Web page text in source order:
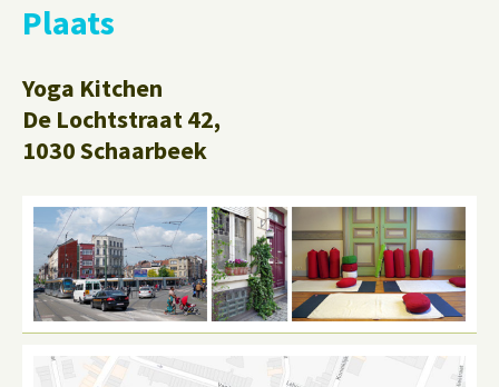
Plaats
Yoga Kitchen
De Lochtstraat 42,
1030 Schaarbeek